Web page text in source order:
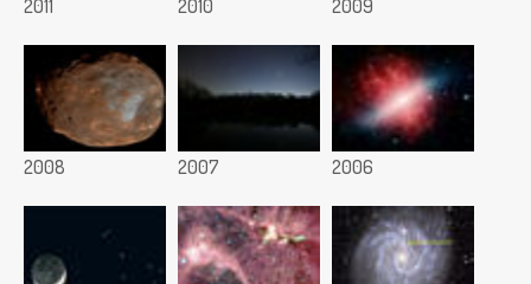
2011 2010 2009
2008 2007 2006